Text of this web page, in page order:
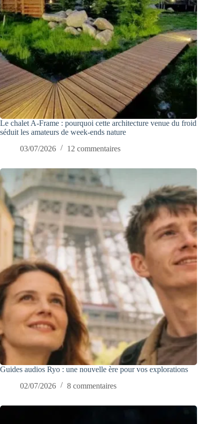
Le chalet A-Frame : pourquoi cette architecture venue du froid
séduit les amateurs de week-ends nature
03/07/2026
12 commentaires
Guides audios Ryo : une nouvelle ère pour vos explorations
02/07/2026
8 commentaires